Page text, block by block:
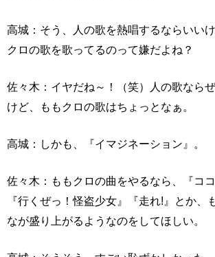
高城：そう、人の歌を熱唱するならいい
クロの歌を歌ってるのって嫌だよね？
佐々木：イヤだね～！（笑）人の歌なら
けど、ももクロの歌はちょっとなぁ。
高城：しかも、『イマジネーション』。
佐々木：ももクロの曲をやるなら、『コ
『行くぜっ！怪盗少女』『走れ!』とか、
なが盛り上がるようなのをしてほしい。